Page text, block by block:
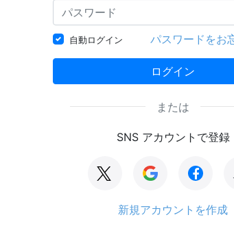
自動ログイン パスワードをお
ログイン
または
SNS アカウントで登録
新規アカウントを作成